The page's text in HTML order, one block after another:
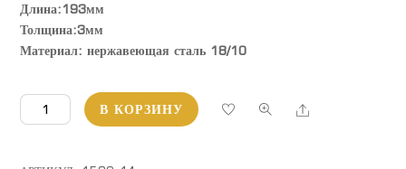
Длина:193мм
Толщина:3мм
Материал: нержавеющая сталь 18/10
Количество
товара
Вилка
В КОРЗИНУ Share